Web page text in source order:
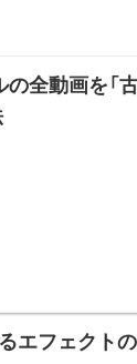
全動画を「古
るエフェクト